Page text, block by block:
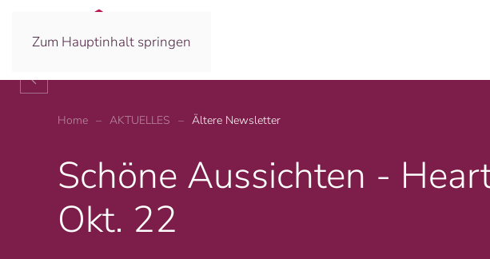
Zum Hauptinhalt springen
Home
AKTUELLES Ältere Newsletter
Schöne Aussichten -
Okt. 22